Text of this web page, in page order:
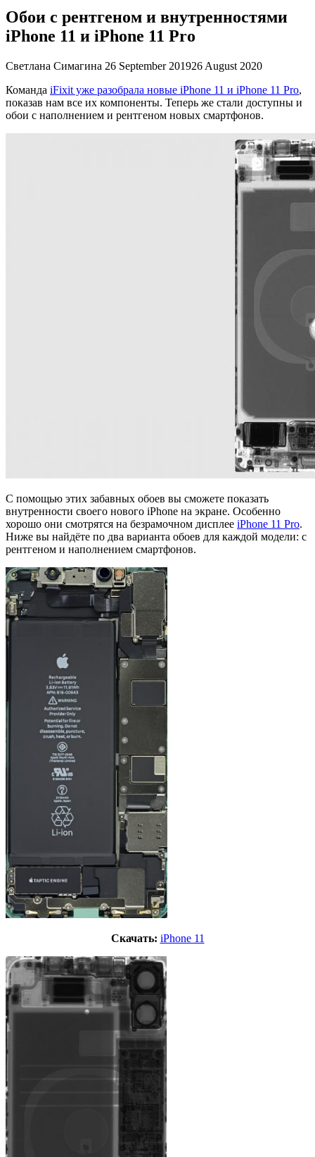
Обои с рентгеном и внутренностями
iPhone 11 и iPhone 11 Pro
Светлана Симагина 26 September 201926 August 2020
Команда iFixit уже разобрала новые iPhone 11 и iPhone 11 Pro,
показав нам все их компоненты. Теперь же стали доступны и
обои с наполнением и рентгеном новых смартфонов.
С помощью этих забавных обоев вы сможете показать
внутренности своего нового iPhone на экране. Особенно
хорошо они смотрятся на безрамочном дисплее iPhone 11 Pro.
Ниже вы найдёте по два варианта обоев для каждой модели: с
рентгеном и наполнением смартфонов.
Скачать: iPhone 11